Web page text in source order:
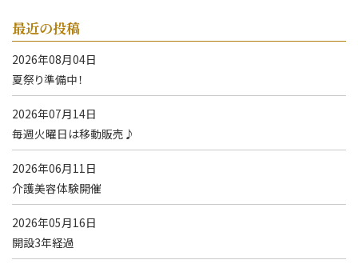
最近の投稿
2026年08月04日
夏祭り準備中！
2026年07月14日
毎週火曜日は移動販売♪
2026年06月11日
介護美容体験開催
2026年05月16日
開設3年経過